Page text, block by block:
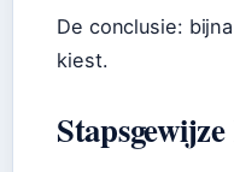
De conclusie:
kiest.